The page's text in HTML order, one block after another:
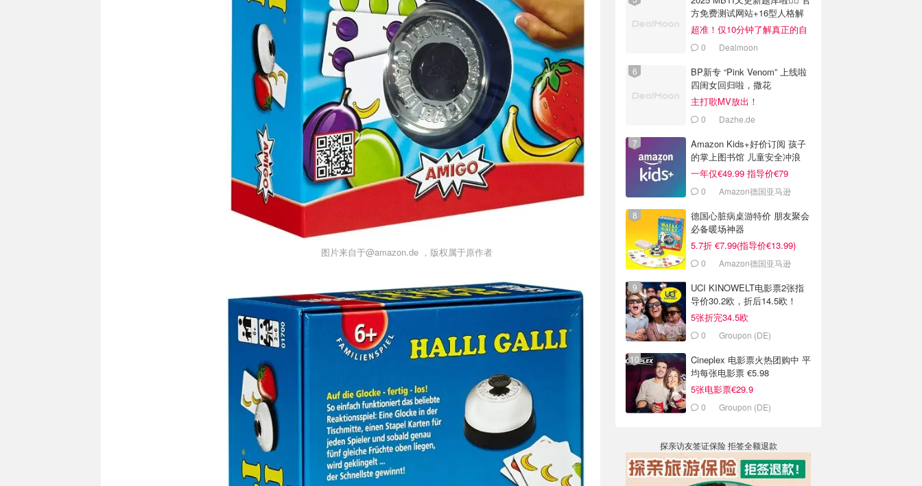
图片来自于@amazon.de ，版权属于原作者
方免费测试网站+16型人格解
析
超准！仅10分钟了解真正的自
己 0 Dealmoon
BP新专 “Pink Venom” 上线啦
四闺女回归啦，撒花
主打歌MV放出！
0 Dazhe.de
Amazon Kids+好价订阅 孩子
的掌上图书馆 儿童安全冲浪
一年仅€49.99 指导价€79
0 Amazon德国亚马逊
德国心脏病桌游特价 朋友聚会
必备暖场神器
5.7折 €7.99(指导价€13.99)
0 Amazon德国亚马逊
UCI KINOWELT电影票2张指
导价30.2欧，折后14.5欧！
5张折完34.5欧
0 Groupon (DE)
Cineplex 电影票火热团购中 平
均每张电影票 €5.98
5张电影票€29.9
0 Groupon (DE)
探亲访友签证保险 拒签全额退款